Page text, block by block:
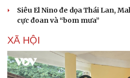
Phòng mạch online
Ăn sạch sống khỏe
Siêu El Nino đe dọa Thái Lan,
cực đoan và “bom mưa”
XÃ HỘI